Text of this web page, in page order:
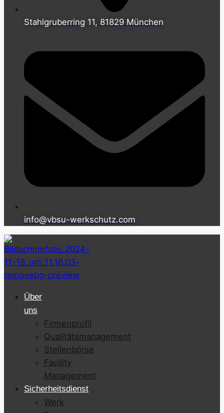
Stahlgruberring 11, 81829 München
info@vbsu-werkschutz.com
Über
uns
Firmenprofil
Qualitätsmanagement
Stellenbörse
Facility
Management
Sicherheitsdienst
Werk